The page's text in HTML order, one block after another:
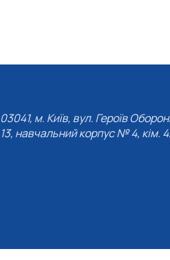
03041, м. Київ, вул. Героїв
13, навчальний корпус № 4, кім.